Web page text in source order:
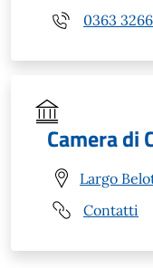
0363
Camera di
Largo
Contatti